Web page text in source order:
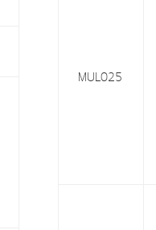
MUL025